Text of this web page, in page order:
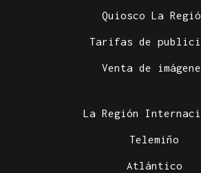
Quiosco La
Tarifas de
Venta de
La Región
Telemiño
Atlántico